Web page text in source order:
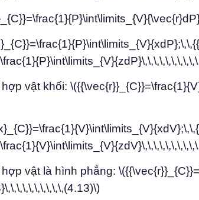
vật khối:
vật là hình phẳng: